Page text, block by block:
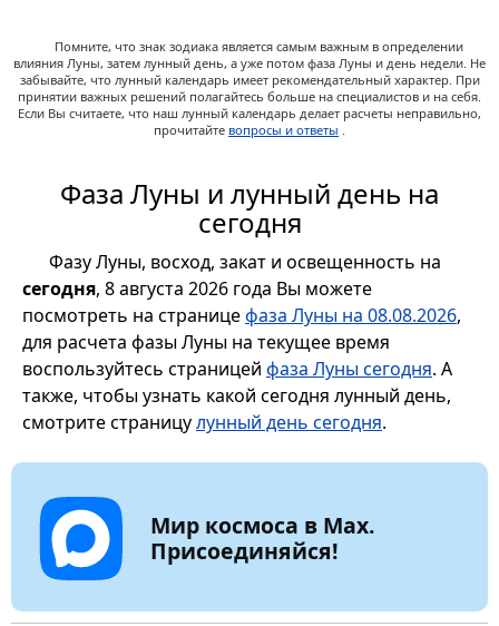
Помните, что знак зодиака является самым важным в определении
влияния Луны, затем лунный день, а уже потом фаза Луны и день недели. Не
забывайте, что лунный календарь имеет рекомендательный характер. При
принятии важных решений полагайтесь больше на специалистов и на себя.
Если Вы считаете, что наш лунный календарь делает расчеты неправильно,
прочитайте вопросы и ответы .
Фаза Луны и лунный день на
сегодня
Фазу Луны, восход, закат и освещенность на
сегодня, 8 августа 2026 года Вы можете
посмотреть на страницефаза Луны на 08.08.2026,
для расчета фазы Луны на текущее время
воспользуйтесь страницей фаза Луны сегодня. А
также, чтобы узнать какой сегодня лунный день,
смотрите страницулунный день сегодня.
Мир космоса в Max.
Присоединяйся!